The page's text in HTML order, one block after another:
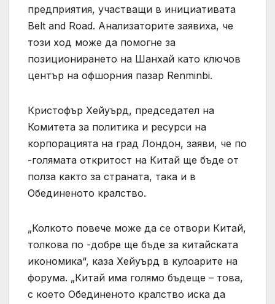
предприятия, участващи в инициативата
Belt and Road. Анализаторите заявиха, че
този ход може да помогне за
позиционирането на Шанхай като ключов
център на офшорния пазар Renminbi.
Кристофър Хейуърд, председател на
Комитета за политика и ресурси на
корпорацията на град Лондон, заяви, че по
-голямата откритост на Китай ще бъде от
полза както за страната, така и в
Обединеното кралство.
„Колкото повече може да се отвори Китай,
толкова по -добре ще бъде за китайската
икономика“, каза Хейуърд в кулоарите на
форума. „Китай има голямо бъдеще – това,
с което Обединеното кралство иска да